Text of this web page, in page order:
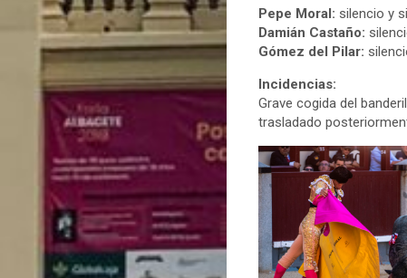
Pepe Moral: silencio y
Damián Castaño:
Gómez del Pilar:
Incidencias:
Grave cogida del
trasladado